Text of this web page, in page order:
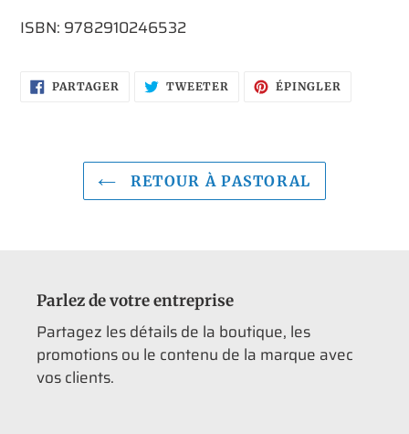
ISBN: 9782910246532
PARTAGER PARTAGER
SUR
TWEETER TWEETER
SUR
ÉPINGLER
RETOUR À PASTORAL
Parlez de votre entreprise
Partagez les détails de la boutique, les
promotions ou le contenu de la marque avec
vos clients.